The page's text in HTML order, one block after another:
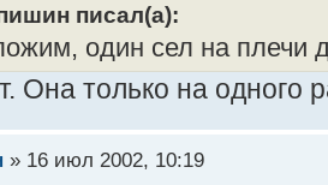
писал(а):
один сел на плечи
Она только на одного
» 16 июл 2002, 10:19